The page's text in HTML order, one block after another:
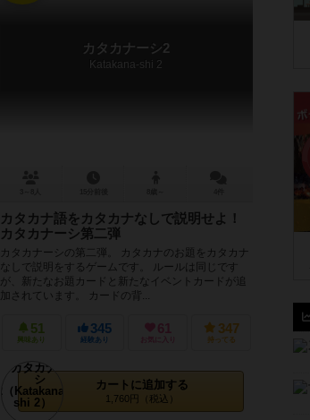
カタカナーシ2
Katakana-shi 2
カタカナ語をカタカナなしで説明せよ！
カタカナーシ第二弾
カタカナーシの第二弾。 カタカナのお題をカタカナ
なしで説明をするゲームです。 ルールは同じです
が、新たなお題カードと新たなイベントカードが追
加されています。 カードの背...
51
興味あり
345
経験あり
61
お気に入り
347
持ってる
カートに追加する
1,760円（税込）